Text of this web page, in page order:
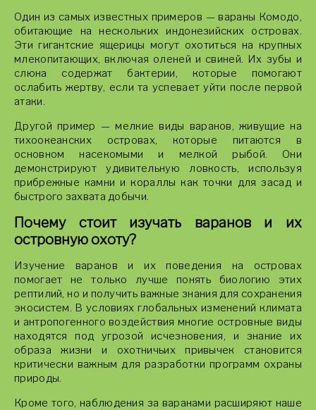
Один из самых известных примеров — вараны Комодо,
обитающие на нескольких индонезийских островах.
Эти гигантские ящерицы могут охотиться на крупных
млекопитающих, включая оленей и свиней. Их зубы и
слюна содержат бактерии, которые помогают
ослабить жертву, если та успевает уйти после первой
атаки.
Другой пример — мелкие виды варанов, живущие на
тихоокеанских островах, которые питаются в
основном насекомыми и мелкой рыбой. Они
демонстрируют удивительную ловкость, используя
прибрежные камни и кораллы как точки для засад и
быстрого захвата добычи.
Почему стоит изучать варанов и их
островную охоту?
Изучение варанов и их поведения на островах
помогает не только лучше понять биологию этих
рептилий, но и получить важные знания для сохранения
экосистем. В условиях глобальных изменений климата
и антропогенного воздействия многие островные виды
находятся под угрозой исчезновения, и знание их
образа жизни и охотничьих привычек становится
критически важным для разработки программ охраны
природы.
Кроме того, наблюдения за варанами расширяют наше